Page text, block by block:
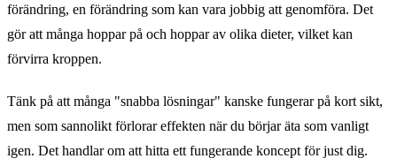
förändring, en förändring som kan vara jobbig att genomföra. Det
gör att många hoppar på och hoppar av olika dieter, vilket kan
förvirra kroppen.
Tänk på att många "snabba lösningar" kanske fungerar på kort sikt,
men som sannolikt förlorar effekten när du börjar äta som vanligt
igen. Det handlar om att hitta ett fungerande koncept för just dig.